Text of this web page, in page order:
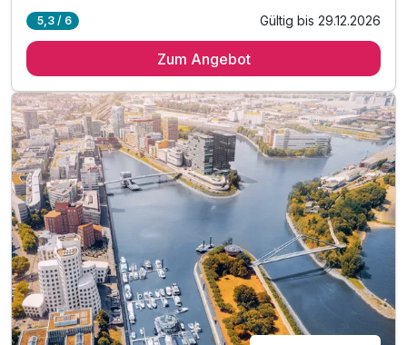
1 x reichhaltiges Frühstücksbuffet
inkl. gefüllte Minibar während des Aufenthaltes
1 x Stadtplan für Sightseeing-Touren
inkl. Nutzung des Fitness- und Wellnessbereiches
inkl. WLAN
5,3 / 6 Gültig bis 29.12.2026
Zum Angebot